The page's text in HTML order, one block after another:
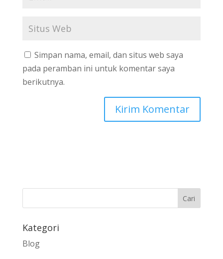
Simpan nama, email, dan situs web saya
pada peramban ini untuk komentar saya
berikutnya.
Kategori
Blog